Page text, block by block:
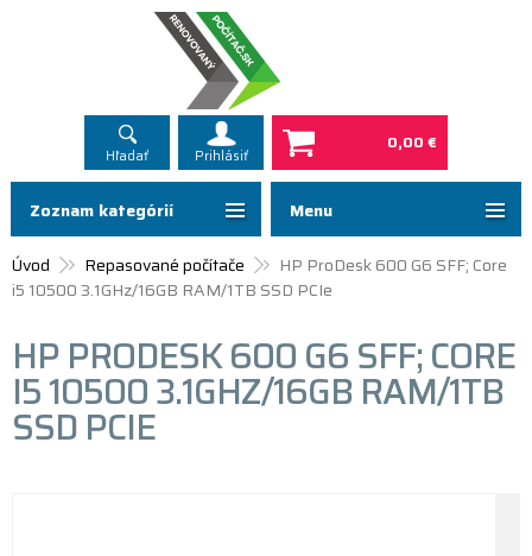
Hľadať Prihlásiť
0,00 €
Menu
Úvod Repasované počítače
HP ProDesk 600 G6 SFF; Core
i5 10500 3.1GHz/16GB RAM/1TB SSD PCIe
HP PRODESK 600 G6 SFF; CORE
I5 10500 3.1GHZ/16GB RAM/1TB
SSD PCIE
Zoznam kategórií